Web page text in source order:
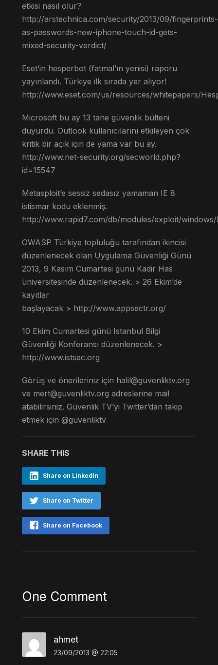
etkisi nasıl olur?
http://arstechnica.com/security/2013/09/fingerprints-
as-passwords-new-iphone-touch-id-gets-
mixed-security-verdict/
Eset’in hesperbot (fatmal’ın yenisi) raporu
yayınlandı. Türkiye ilk sırada yer alıyor!
http://www.eset.com/us/resources/whitepapers/
Microsoft bu ay 13 tane güvenlik bülteni
duyurdu. Outlook kullanıcılarını etkileyen çok
kritik bir açık için de yama var bu ay.
http://www.net-security.org/secworld.php?
id=15547
Metasploit’e sessiz sedasız yamaman IE 8
istismar kodu eklenmiş.
http://www.rapid7.com/db/modules/exploit/
OWASP Türkiye topluluğu tarafından ikincisi
düzenlenecek olan Uygulama Güvenliği Günü
2013, 9 Kasım Cumartesi günü Kadir Has
üniversitesinde düzenlenecek. > 26 Ekim’de
kayıtlar
başlayacak > http://www.appsectr.org/
10 Ekim Cumartesi günü Istanbul Bilgi
Güvenliği Konferansı düzenlenecek. >
http://www.istsec.org
Görüş ve önerileriniz için halil@guvenliktv.org
ve mert@guvenliktv.org adreslerine mail
atabilirsiniz. Güvenlik TV’yi Twitter’dan takip
etmek için @guvenliktv
SHARE THIS
Share on LinkedIn
Share on Twitter
Share on Facebook
One Comment
ahmet
23/09/2013 @ 22:05